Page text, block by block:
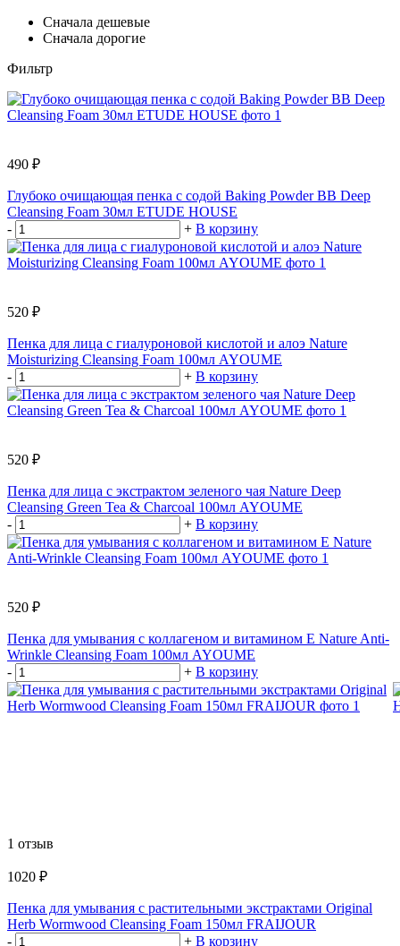
Сначала дешевые
Сначала дорогие
Фильтр
490 ₽
Глубоко очищающая пенка с содой Baking Powder BB Deep
Cleansing Foam 30мл ETUDE HOUSE
-
+ В корзину
520 ₽
Пенка для лица с гиалуроновой кислотой и алоэ Nature
Moisturizing Cleansing Foam 100мл AYOUME
-
+ В корзину
520 ₽
Пенка для лица с экстрактом зеленого чая Nature Deep
Cleansing Green Tea & Charcoal 100мл AYOUME
-
+ В корзину
520 ₽
Пенка для умывания с коллагеном и витамином Е Nature Anti-
Wrinkle Cleansing Foam 100мл AYOUME
-
+ В корзину
1 отзыв
1020 ₽
Пенка для умывания с растительными экстрактами Original
Herb Wormwood Cleansing Foam 150мл FRAIJOUR
-
+ В корзину